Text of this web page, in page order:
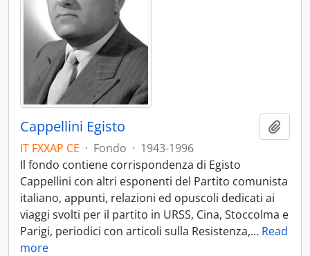
Cappellini Egisto
IT FXXAP CE · Fondo · 1943-1996
Il fondo contiene corrispondenza di Egisto
Cappellini con altri esponenti del Partito comunista
italiano, appunti, relazioni ed opuscoli dedicati ai
viaggi svolti per il partito in URSS, Cina, Stoccolma e
Parigi, periodici con articoli sulla Resistenza,… Read
more